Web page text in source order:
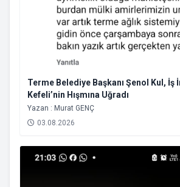
Terme Belediye Başkanı Şenol Kul, İş
Kefeli’nin Hışmına Uğradı
Yazan : Murat GENÇ
03.08.2026